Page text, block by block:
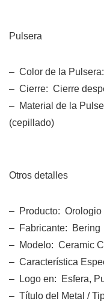
Pulsera
– Color de la
– Cierre: Cierre
– Material de la
(cepillado)
Otros detalles
– Producto: Orologio
– Fabricante: Bering
– Modelo: Ceramic
– Característica
– Logo en: Esfera,
– Título del Metal /